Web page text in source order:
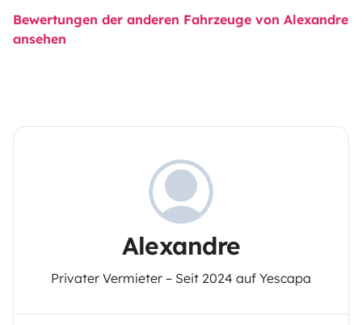
Bewertungen der anderen Fahrzeuge von Alexandre
ansehen
Alexandre
Privater Vermieter – Seit 2024 auf Yescapa